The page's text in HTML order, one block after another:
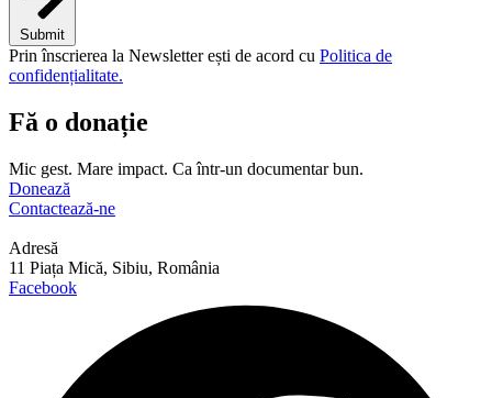
Submit
Prin înscrierea la Newsletter ești de acord cu Politica de
confidențialitate.
Fă o donație
Mic gest. Mare impact. Ca într-un documentar bun.
Donează
Contactează-ne
Adresă
11 Piața Mică, Sibiu, România
Facebook